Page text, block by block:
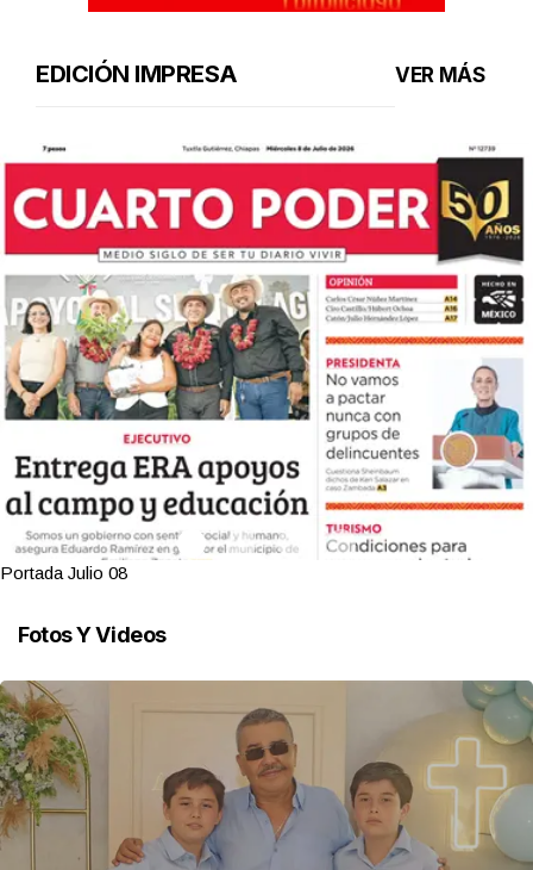
EDICIÓN IMPRESA VER MÁS
Portada Julio 08
Fotos Y Videos